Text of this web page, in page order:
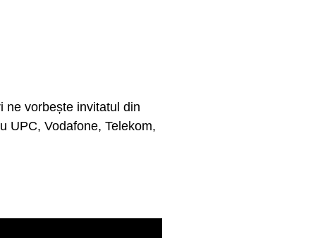
ne vorbește invitatul din
UPC, Vodafone, Telekom,